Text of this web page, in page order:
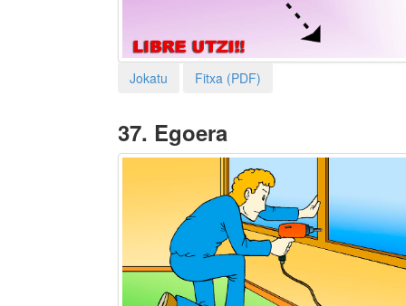
Jokatu Fitxa (PDF)
37. Egoera